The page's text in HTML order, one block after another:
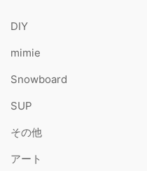
DIY
mimie
Snowboard
SUP
その他
アート